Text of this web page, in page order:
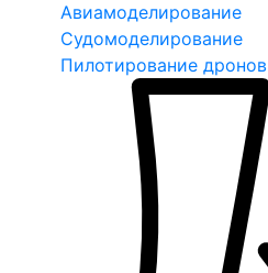
Авиамоделирование
Судомоделирование
Пилотирование дронов